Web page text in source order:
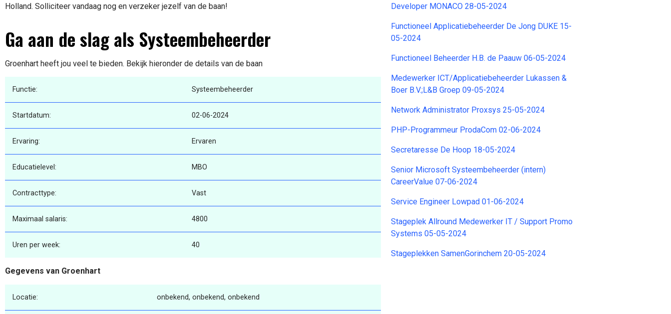
Holland. Solliciteer vandaag nog en verzeker jezelf van de baan!
Ga aan de slag als Systeembeheerder
Groenhart heeft jou veel te bieden. Bekijk hieronder de details van de baan
Functie: Systeembeheerder
Startdatum: 02-06-2024
Ervaring: Ervaren
Educatielevel: MBO
Contracttype: Vast
Maximaal salaris: 4800
Uren per week: 40
Gegevens van Groenhart
Locatie: onbekend, onbekend, onbekend
Developer MONACO 28-05-2024
Functioneel Applicatiebeheerder De Jong DUKE 15-
05-2024
Functioneel Beheerder H.B. de Paauw 06-05-2024
Medewerker ICT/Applicatiebeheerder Lukassen &
Boer B.V.;L&B Groep 09-05-2024
Network Administrator Proxsys 25-05-2024
PHP-Programmeur ProdaCom 02-06-2024
Secretaresse De Hoop 18-05-2024
Senior Microsoft Systeembeheerder (intern)
CareerValue 07-06-2024
Service Engineer Lowpad 01-06-2024
Stageplek Allround Medewerker IT / Support Promo
Systems 05-05-2024
Stageplekken SamenGorinchem 20-05-2024